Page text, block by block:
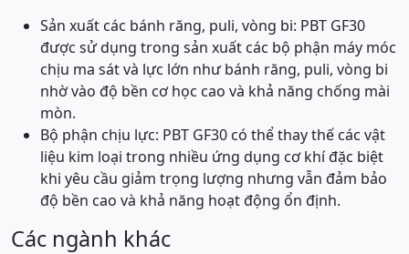
Sản xuất các bánh răng, puli, vòng bi: PBT GF30
được sử dụng trong sản xuất các bộ phận máy móc
chịu ma sát và lực lớn như bánh răng, puli, vòng bi
nhờ vào độ bền cơ học cao và khả năng chống mài
mòn.
Bộ phận chịu lực: PBT GF30 có thể thay thế các vật
liệu kim loại trong nhiều ứng dụng cơ khí đặc biệt
khi yêu cầu giảm trọng lượng nhưng vẫn đảm bảo
độ bền cao và khả năng hoạt động ổn định.
Các ngành khác